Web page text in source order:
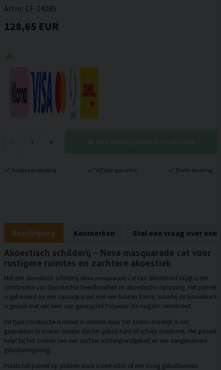
Artnr: CF-14285
128,65 EUR
- +
Gratis verzending Vijf jaar garantie Snelle levering
Beschrijving Kenmerken Stel een vraag over een
Akoestisch schilderij – Neva masquarade cat voor
rustigere ruimtes en zachtere akoestiek
Met een akoestisch schilderij Neva masquarade catvan SilentDirect krijgt u een
combinatie van doordachte beeldkwaliteit en akoestische oplossing. Het paneel
is gebaseerd op een canvaspaneel met een houten frame, waarbij de binnenkant
is gevuld met een kern van gerecycled Polyester die nagalm vermindert.
Dit type constructie is ideaal in ruimtes waar het anders moeilijk is om
gesprekken te voeren zonder dat het geluid hard of scherp overkomt. Het paneel
helpt bij het creëren van een zachter achtergrondgeluid en een aangenamere
geluidsomgeving.
Plaats het paneel op plekken waar u veel echo of een hoog geluidsniveau